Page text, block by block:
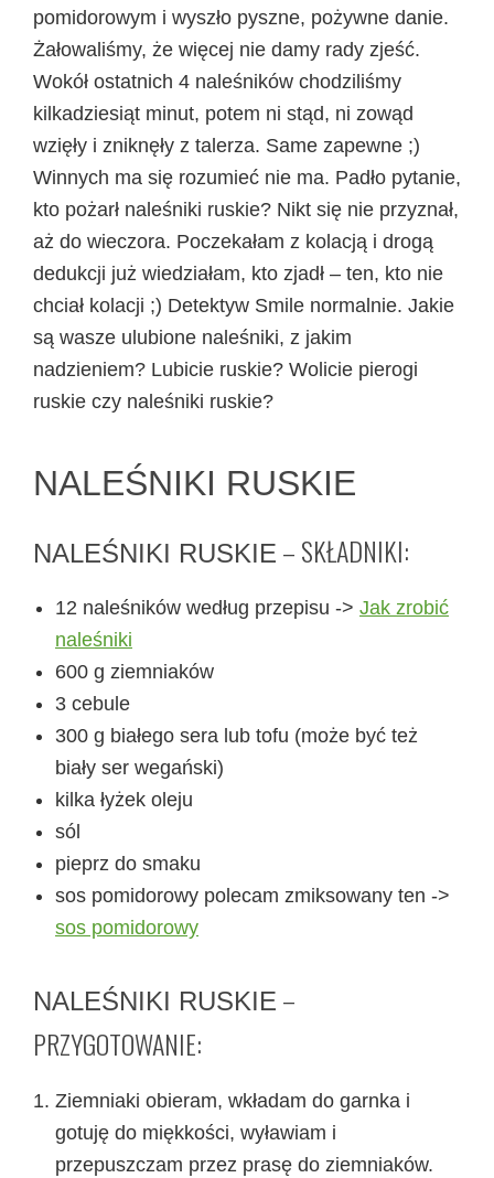
pomidorowym i wyszło pyszne, pożywne danie.
Żałowaliśmy, że więcej nie damy rady zjeść.
Wokół ostatnich 4 naleśników chodziliśmy
kilkadziesiąt minut, potem ni stąd, ni zowąd
wzięły i zniknęły z talerza. Same zapewne ;)
Winnych ma się rozumieć nie ma. Padło pytanie,
kto pożarł naleśniki ruskie? Nikt się nie przyznał,
aż do wieczora. Poczekałam z kolacją i drogą
dedukcji już wiedziałam, kto zjadł – ten, kto nie
chciał kolacji ;) Detektyw Smile normalnie. Jakie
są wasze ulubione naleśniki, z jakim
nadzieniem? Lubicie ruskie? Wolicie pierogi
ruskie czy naleśniki ruskie?
NALEŚNIKI RUSKIE
NALEŚNIKI RUSKIE – SKŁADNIKI:
12 naleśników według przepisu -> Jak zrobić
naleśniki
600 g ziemniaków
3 cebule
300 g białego sera lub tofu (może być też
biały ser wegański)
kilka łyżek oleju
sól
pieprz do smaku
sos pomidorowy polecam zmiksowany ten ->
sos pomidorowy
NALEŚNIKI RUSKIE –
PRZYGOTOWANIE:
Ziemniaki obieram, wkładam do garnka i
gotuję do miękkości, wyławiam i
przepuszczam przez prasę do ziemniaków.